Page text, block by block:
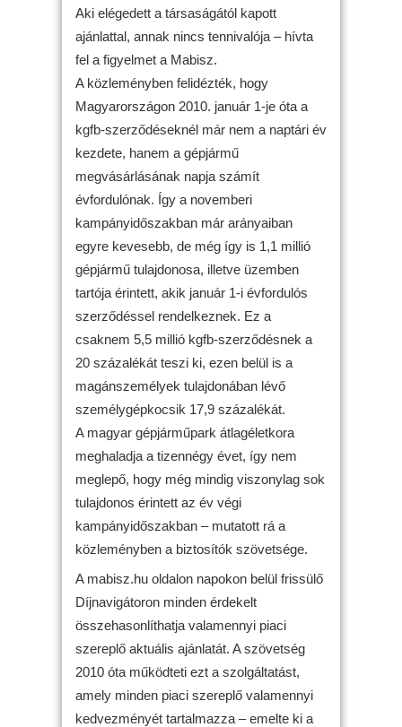
Aki elégedett a társaságától kapott
ajánlattal, annak nincs tennivalója – hívta
fel a figyelmet a Mabisz.
A közleményben felidézték, hogy
Magyarországon 2010. január 1-je óta a
kgfb-szerződéseknél már nem a naptári év
kezdete, hanem a gépjármű
megvásárlásának napja számít
évfordulónak. Így a novemberi
kampányidőszakban már arányaiban
egyre kevesebb, de még így is 1,1 millió
gépjármű tulajdonosa, illetve üzemben
tartója érintett, akik január 1-i évfordulós
szerződéssel rendelkeznek. Ez a
csaknem 5,5 millió kgfb-szerződésnek a
20 százalékát teszi ki, ezen belül is a
magánszemélyek tulajdonában lévő
személygépkocsik 17,9 százalékát.
A magyar gépjárműpark átlagéletkora
meghaladja a tizennégy évet, így nem
meglepő, hogy még mindig viszonylag sok
tulajdonos érintett az év végi
kampányidőszakban – mutatott rá a
közleményben a biztosítók szövetsége.
A mabisz.hu oldalon napokon belül frissülő
Díjnavigátoron minden érdekelt
összehasonlíthatja valamennyi piaci
szereplő aktuális ajánlatát. A szövetség
2010 óta működteti ezt a szolgáltatást,
amely minden piaci szereplő valamennyi
kedvezményét tartalmazza – emelte ki a